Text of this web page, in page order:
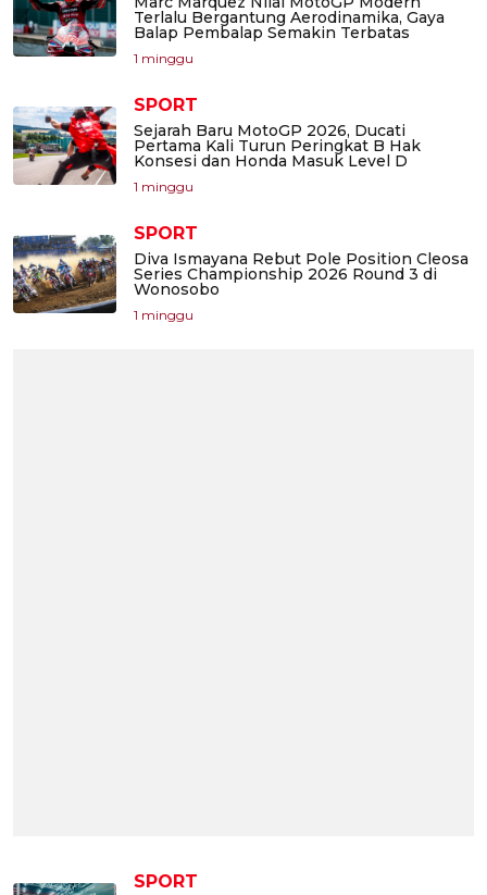
Terlalu Bergantung Aerodinamika, Gaya
Balap Pembalap Semakin Terbatas
1 minggu
SPORT
Sejarah Baru MotoGP 2026, Ducati
Pertama Kali Turun Peringkat B Hak
Konsesi dan Honda Masuk Level D
1 minggu
SPORT
Diva Ismayana Rebut Pole Position Cleosa
Series Championship 2026 Round 3 di
Wonosobo
1 minggu
SPORT